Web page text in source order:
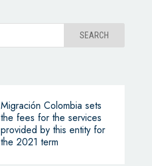
Migración Colombia sets
the fees for the services
provided by this entity for
the 2021 term